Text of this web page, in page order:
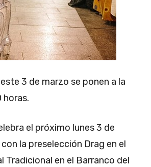
3 de marzo se ponen a la
horas.
el próximo lunes 3 de
la preselección Drag en el
Tradicional en el Barranco del